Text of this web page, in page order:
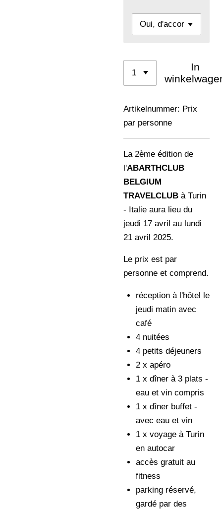
In
Artikelnummer: Prix
par personne
La 2ème édition de
l'ABARTHCLUB
BELGIUM
TRAVELCLUB à Turin
- Italie aura lieu du
jeudi 17 avril au lundi
21 avril 2025.
Le prix est par
personne et comprend.
réception à l'hôtel le
jeudi matin avec
café
4 nuitées
4 petits déjeuners
2 x apéro
1 x dîner à 3 plats -
eau et vin compris
1 x dîner buffet -
avec eau et vin
1 x voyage à Turin
en autocar
accès gratuit au
fitness
parking réservé,
gardé par des